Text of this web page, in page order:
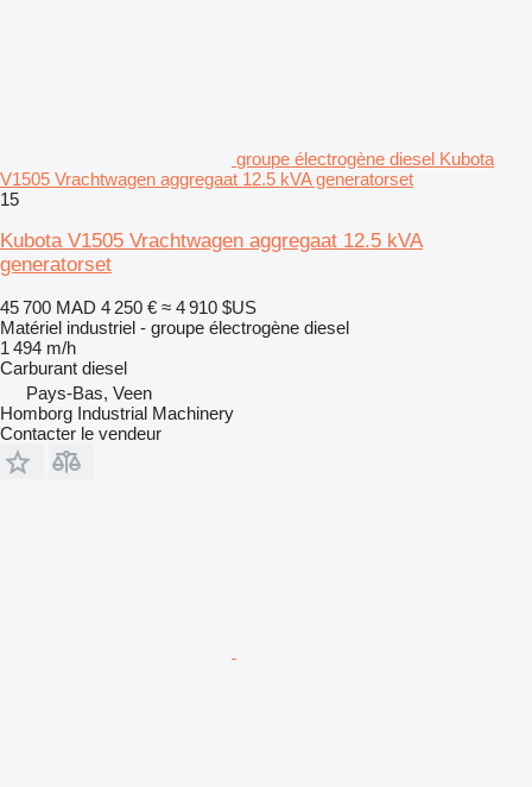
groupe électrogène diesel Kubota
V1505 Vrachtwagen aggregaat 12.5 kVA generatorset
15
Kubota V1505 Vrachtwagen aggregaat 12.5 kVA
generatorset
45 700 MAD 4 250 € ≈ 4 910 $US
Matériel industriel - groupe électrogène diesel
1 494 m/h
Carburant diesel
Pays-Bas, Veen
Homborg Industrial Machinery
Contacter le vendeur